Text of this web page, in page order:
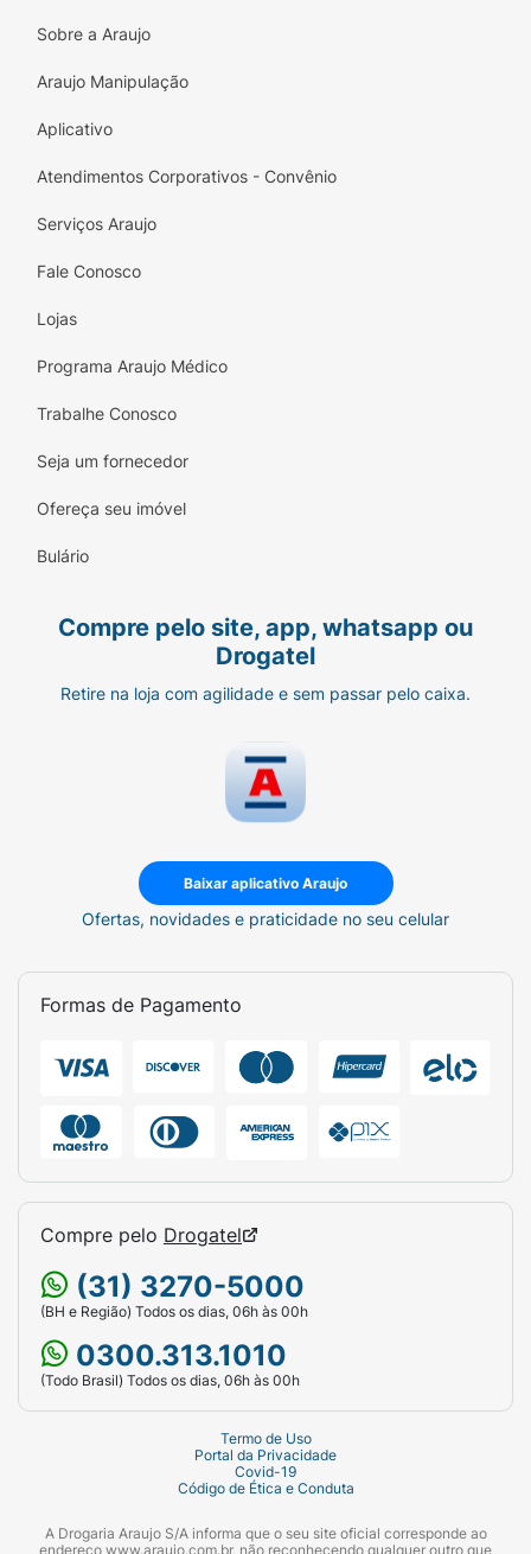
Sobre a Araujo
Araujo Manipulação
Aplicativo
Atendimentos Corporativos - Convênio
Serviços Araujo
Fale Conosco
Lojas
Programa Araujo Médico
Trabalhe Conosco
Seja um fornecedor
Ofereça seu imóvel
Bulário
Compre pelo site, app, whatsapp ou
Drogatel
Retire na loja com agilidade e sem passar pelo caixa.
Baixar aplicativo Araujo
Ofertas, novidades e praticidade no seu celular
Formas de Pagamento
Compre pelo Drogatel
(31) 3270-5000
(BH e Região) Todos os dias, 06h às 00h
0300.313.1010
(Todo Brasil) Todos os dias, 06h às 00h
Termo de Uso
Portal da Privacidade
Covid-19
Código de Ética e Conduta
A Drogaria Araujo S/A informa que o seu site oficial corresponde ao
endereço www.araujo.com.br, não reconhecendo qualquer outro que